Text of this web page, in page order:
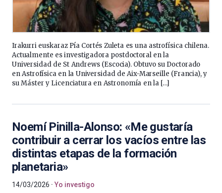
Irakurri euskaraz Pía Cortés Zuleta es una astrofísica chilena.
Actualmente es investigadora postdoctoral en la
Universidad de St Andrews (Escocia). Obtuvo su Doctorado
en Astrofísica en la Universidad de Aix-Marseille (Francia), y
su Máster y Licenciatura en Astronomía en la […]
Noemí Pinilla-Alonso: «Me gustaría
contribuir a cerrar los vacíos entre las
distintas etapas de la formación
planetaria»
14/03/2026 Yo investigo